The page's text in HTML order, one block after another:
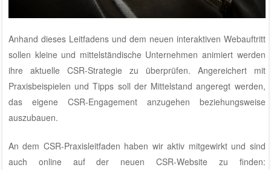
Anhand dieses Leitfadens und dem neuen interaktiven Webauftritt
sollen kleine und mittelständische Unternehmen animiert werden
ihre aktuelle CSR-Strategie zu überprüfen. Angereichert mit
Praxisbeispielen und Tipps soll der Mittelstand angeregt werden,
das eigene CSR-Engagement anzugehen beziehungsweise
auszubauen.
An dem CSR-Praxisleitfaden haben wir aktiv mitgewirkt und sind
auch online auf der neuen CSR-Website zu finden: